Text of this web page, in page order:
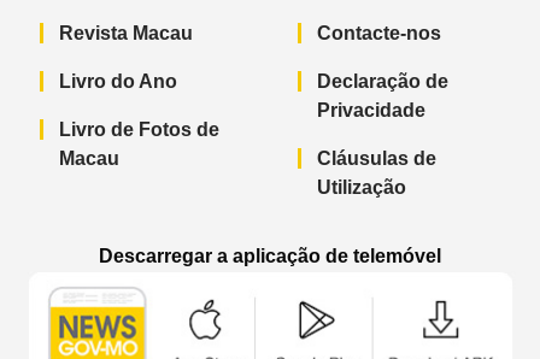
Revista Macau
Livro do Ano
Livro de Fotos de
Macau
Contacte-nos
Declaração de
Privacidade
Cláusulas de
Utilização
Descarregar a aplicação de telemóvel